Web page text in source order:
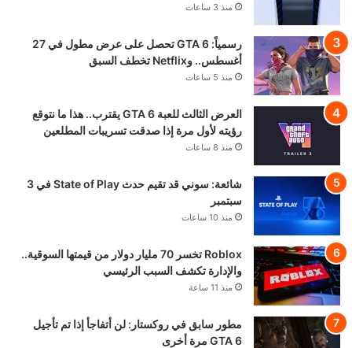
منذ 3 ساعات
رسمياً: GTA 6 تحصل على عرض مطول في 27
أغسطس.. وNetflix تخطف السبق
منذ 5 ساعات
العرض الثالث للعبة GTA 6 يقترب.. هذا ما نتوقع
رؤيته لأول مرة إذا صدقت تسريبات المطلعين
منذ 8 ساعات
شائعة: سوني قد تقيم حدث State of Play في 3
سبتمبر
منذ 10 ساعات
Roblox تخسر 70 مليار دولار من قيمتها السوقية..
والإدارة تكشف السبب الرئيسي
منذ 11 ساعة
مطور سابق في روكستار: لن أتفاجأ إذا تم تأجيل
GTA 6 مرة أخرى